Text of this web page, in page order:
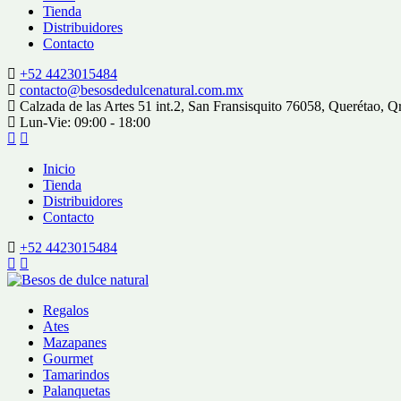
Tienda
Distribuidores
Contacto
+52 4423015484
contacto@besosdedulcenatural.com.mx
Calzada de las Artes 51 int.2, San Fransisquito 76058, Querétao,
Lun-Vie: 09:00 - 18:00
Inicio
Tienda
Distribuidores
Contacto
+52 4423015484
Regalos
Ates
Mazapanes
Gourmet
Tamarindos
Palanquetas